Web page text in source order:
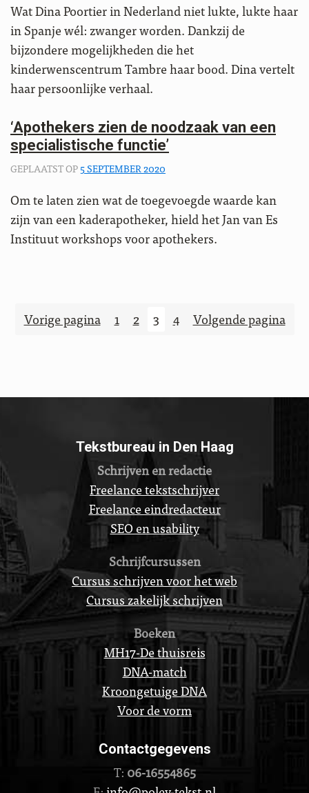
Wat Dina Poortier in Nederland niet lukte, lukte haar
in Spanje wél: zwanger worden. Dankzij de
bijzondere mogelijkheden die het
kinderwenscentrum Tambre haar bood. Dina vertelt
haar persoonlijke verhaal.
‘Apothekers zien de noodzaak van een
specialistische functie’
GEPLAATST OP5 SEPTEMBER 2020
Om te laten zien wat de toegevoegde waarde kan
zijn van een kaderapotheker, hield het Jan van Es
Instituut workshops voor apothekers.
Vorige pagina 1 2 3 4 Volgende pagina
Tekstbureau in Den Haag
Schrijven en redactie
Freelance tekstschrijver
Freelance eindredacteur
SEO en usability
Schrijfcursussen
Cursus schrijven voor het web
Cursus zakelijk schrijven
Boeken
MH17-De thuisreis
DNA-match
Kroongetuige DNA
Voor de vorm
Contactgegevens
T: 06-16554865